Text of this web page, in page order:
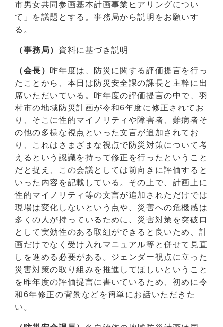
市男女共同参画基本計画事業ヒアリングについ
て」を議題とする。事務局から説明をお願いす
る。
（事務局） 資料に基づき説明
（会長） 昨年度は、防災に関する評価提言を行っ
たことから、本日は防災安全課の課長と主幹に出
席いただいている。昨年度の評価提言の中で、羽
村市の地域防災計画が令和6年度に修正されてお
り、そこに性的マイノリティや障害者、難病者そ
の他の多様な視点といった文言が追加されてお
り、これはさまざまな視点で防災対策について考
えるという認識を持って修正を行ったということ
だと捉え、この会議としては前向きに評価すると
いった内容を記載している。その上で、計画上に
性的マイノリティ等の文言が追加されただけでは
現場は変化しないという点や、災害への危機感は
多くの人が持っているために、災害対策を突破口
として実効性のある取組ができると良いため、計
画だけでなく受け入れマニュアル等と併せて見直
しを進める必要がある。ジェンダー視点に立った
災害対策の取り組みを推進してほしいということ
を昨年度の評価提言に書いているため、初めに令
和6年修正の背景などを簡単にお話いただきた
い。